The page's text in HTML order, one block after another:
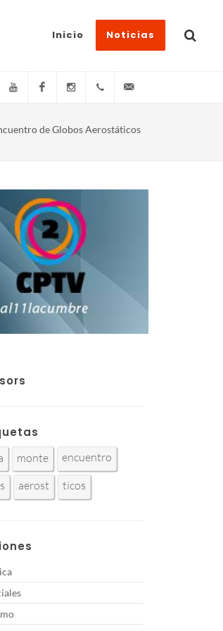
Inicio Noticias
YouTube FacebookInstagram(+54)(9)3548-576073
de Globos Aerostáticos
monte
encuentro
aerost ticos